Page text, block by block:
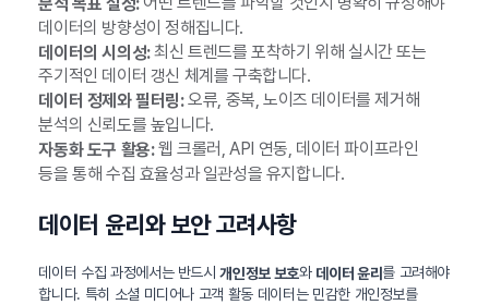
데이터의 방향성이 정해집니다.
데이터의 시의성:최신 트렌드를 포착하기 위해 실시간 또는
주기적인 데이터 갱신 체계를 구축합니다.
데이터 정제와 필터링:오류, 중복, 노이즈 데이터를 제거해
분석의 신뢰도를 높입니다.
자동화 도구 활용:웹 크롤러, API 연동, 데이터 파이프라인
등을 통해 수집 효율성과 일관성을 유지합니다.
데이터 윤리와 보안 고려사항
데이터 수집 과정에서는 반드시개인정보 보호와 데이터 윤리를 고려해야
합니다. 특히 소셜 미디어나 고객 활동 데이터는 민감한 개인정보를